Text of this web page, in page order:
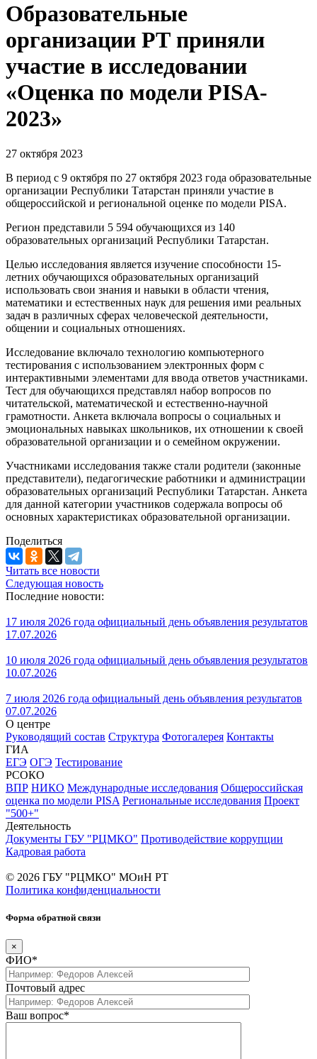
Образовательные
организации РТ приняли
участие в исследовании
«Оценка по модели PISA-
2023»
27 октября 2023
В период с 9 октября по 27 октября 2023 года образовательные
организации Республики Татарстан приняли участие в
общероссийской и региональной оценке по модели PISA.
Регион представили 5 594 обучающихся из 140
образовательных организаций Республики Татарстан.
Целью исследования является изучение способности 15-
летних обучающихся образовательных организаций
использовать свои знания и навыки в области чтения,
математики и естественных наук для решения ими реальных
задач в различных сферах человеческой деятельности,
общении и социальных отношениях.
Исследование включало технологию компьютерного
тестирования с использованием электронных форм с
интерактивными элементами для ввода ответов участниками.
Тест для обучающихся представлял набор вопросов по
читательской, математической и естественно-научной
грамотности. Анкета включала вопросы о социальных и
эмоциональных навыках школьников, их отношении к своей
образовательной организации и о семейном окружении.
Участниками исследования также стали родители (законные
представители), педагогические работники и администрации
образовательных организаций Республики Татарстан. Анкета
для данной категории участников содержала вопросы об
основных характеристиках образовательной организации.
Поделиться
Читать все новости
Следующая новость
Последние новости:
17 июля 2026 года официальный день объявления результатов
17.07.2026
10 июля 2026 года официальный день объявления результатов
10.07.2026
7 июля 2026 года официальный день объявления результатов
07.07.2026
О центре
Руководящий состав Структура Фотогалерея Контакты
ГИА
ЕГЭ ОГЭ Тестирование
РСОКО
ВПР НИКО Международные исследования Общероссийская
оценка по модели PISA Региональные исследования Проект
"500+"
Деятельность
Документы ГБУ "РЦМКО" Противодействие коррупции
Кадровая работа
© 2026 ГБУ "РЦМКО" МОиН РТ
Политика конфиденциальности
Форма обратной связи
×
ФИО*
Почтовый адрес
Ваш вопрос*